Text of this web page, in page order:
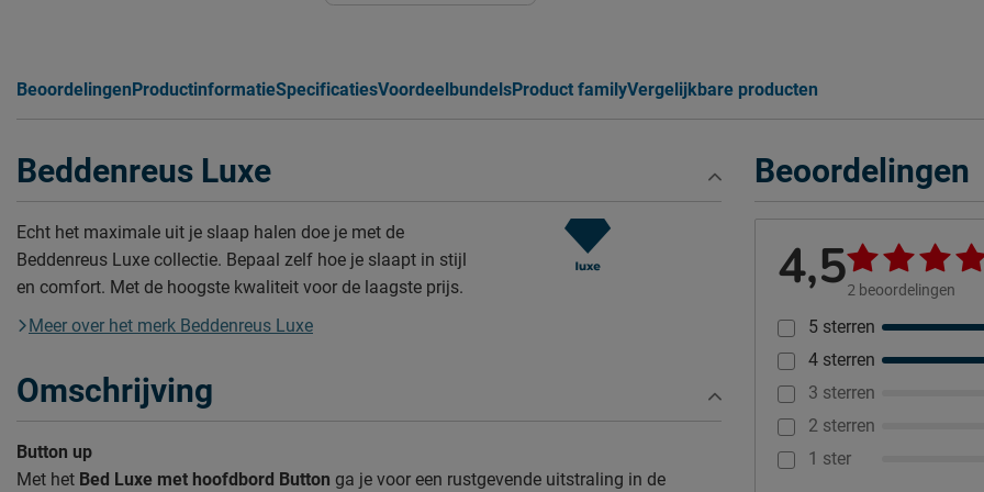
Beoordelingen ProductinformatieSpecificatiesVoordeelbundelsProduct familyVergelijkbare producten
Beoordelingen
4,52 beoordelingen
5 sterren
4 sterren
3 sterren
2 sterren
1 ster
Beddenreus Luxe
Echt het maximale uit je slaap halen doe je met de
Beddenreus Luxe collectie. Bepaal zelf hoe je slaapt in stijl
en comfort. Met de hoogste kwaliteit voor de laagste prijs.
Meer over het merk Beddenreus Luxe
Omschrijving
Button up
Met het Bed Luxe met hoofdbord Button ga je voor een rustgevende uitstraling in de